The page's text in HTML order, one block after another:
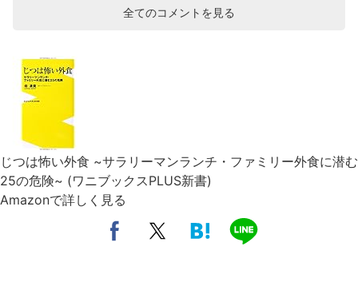
全てのコメントを見る
じつは怖い外食 ~サラリーマンランチ・ファミリー外食に潜む
25の危険~ (ワニブックスPLUS新書)
Amazonで詳しく見る